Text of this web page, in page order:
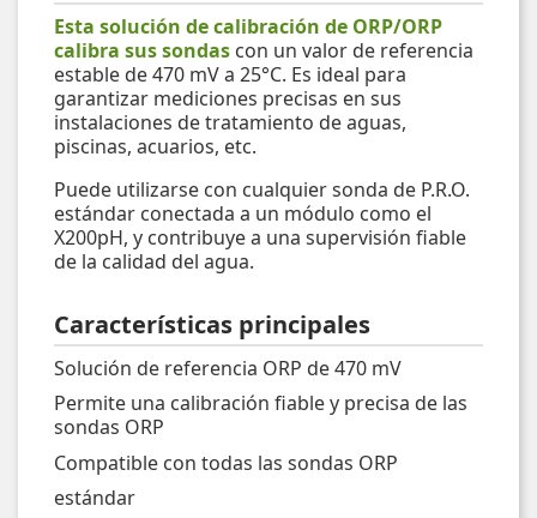
Esta solución de calibración de ORP/ORP
calibra sus sondas con un valor de referencia
estable de 470 mV a 25°C. Es ideal para
garantizar mediciones precisas en sus
instalaciones de tratamiento de aguas,
piscinas, acuarios, etc.
Puede utilizarse con cualquier sonda de P.R.O.
estándar conectada a un módulo como el
X200pH, y contribuye a una supervisión fiable
de la calidad del agua.
Características principales
Solución de referencia ORP de 470 mV
Permite una calibración fiable y precisa de las
sondas ORP
Compatible con todas las sondas ORP
estándar